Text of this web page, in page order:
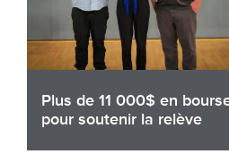
Plus de 11 000$ en
pour soutenir la relève
Partager Lire